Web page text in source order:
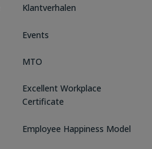
Klantverhalen
Events
MTO
Excellent Workplace
Certificate
Employee Happiness Model